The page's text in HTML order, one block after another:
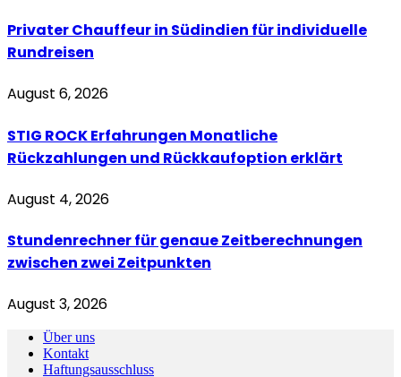
Privater Chauffeur in Südindien für individuelle
Rundreisen
August 6, 2026
STIG ROCK Erfahrungen Monatliche
Rückzahlungen und Rückkaufoption erklärt
August 4, 2026
Stundenrechner für genaue Zeitberechnungen
zwischen zwei Zeitpunkten
August 3, 2026
Über uns
Kontakt
Haftungsausschluss